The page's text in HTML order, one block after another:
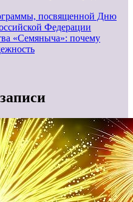
посвященной Дню
Федерации
«Семяныча»: почему